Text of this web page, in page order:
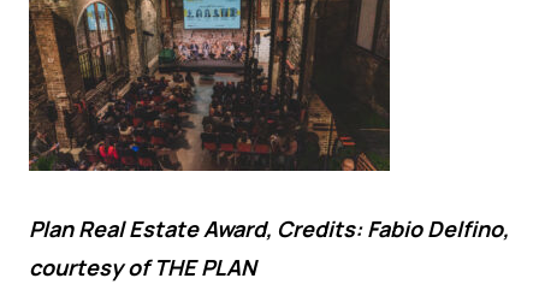
Plan Real Estate Award, Credits: Fabio Delfino,
courtesy of THE PLAN